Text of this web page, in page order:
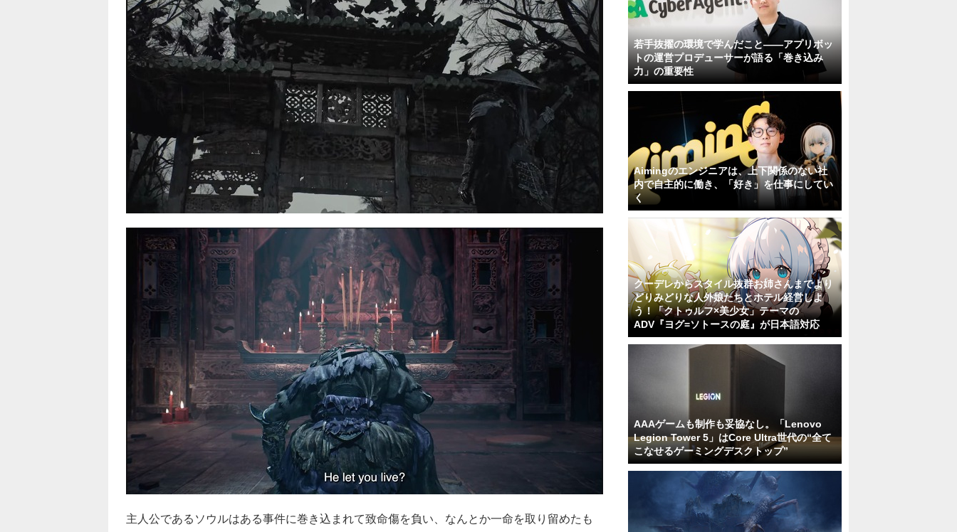
主人公であるソウルはある事件に巻き込まれて致命傷を負い、なんとか一命を取り留めたも
若手抜擢の環境で学んだこと――アプリボッ
トの運営プロデューサーが語る「巻き込み
力」の重要性
Aimingのエンジニアは、上下関係のない社
内で自主的に働き、「好き」を仕事にしてい
く
クーデレからスタイル抜群お姉さんまでより
どりみどりな人外娘たちとホテル経営しよ
う！「クトゥルフ×美少女」テーマの
ADV『ヨグ=ソトースの庭』が日本語対応
AAAゲームも制作も妥協なし。「Lenovo
Legion Tower 5」はCore Ultra世代の“全て
こなせるゲーミングデスクトップ”